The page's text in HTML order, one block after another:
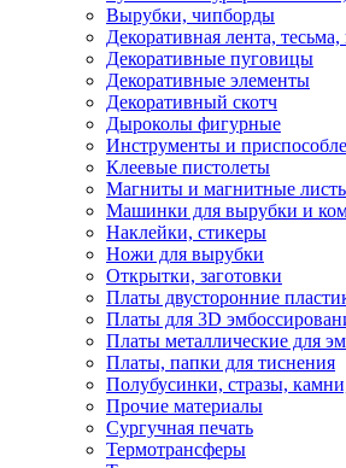
Вырубки, чипборды
Декоративная лента,
Декоративные пуговицы
Декоративные элементы
Декоративный скотч
Дыроколы фигурные
Инструменты и
Клеевые пистолеты
Магниты и магнитные
Машинки для вырубки и
Наклейки, стикеры
Ножи для вырубки
Открытки, заготовки
Платы двусторонние
Платы для 3D
Платы металлические для
Платы, папки для тиснения
Полубусинки, стразы,
Прочие материалы
Сургучная печать
Термотрансферы